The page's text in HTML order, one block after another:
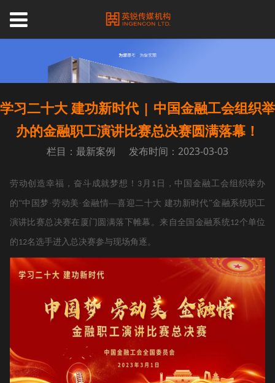
学习二十大 建功新时代 | 中国金融工会组织举
办的金融职工演讲比赛总决赛圆满落幕！
栏目：最新案例 发布时间：2023-03-03
劳动创造幸福，奋斗成就梦想！ 3 月 1日，中国金融工会组织举办
的“中国梦·劳动美·金融情—喜迎二十大 建功新时代”金融系统职工
演讲比赛总决赛在厦门圆满落下帷幕。来自全国金融系统12个单位
的12名选手进入总决赛参与现场角逐。